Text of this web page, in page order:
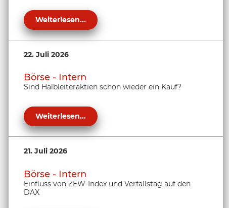
Weiterlesen...
22. Juli 2026
Börse - Intern
Sind Halbleiteraktien schon wieder ein Kauf?
Weiterlesen...
21. Juli 2026
Börse - Intern
Einfluss von ZEW-Index und Verfallstag auf den
DAX